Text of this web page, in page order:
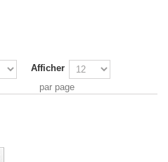
Afficher
par page